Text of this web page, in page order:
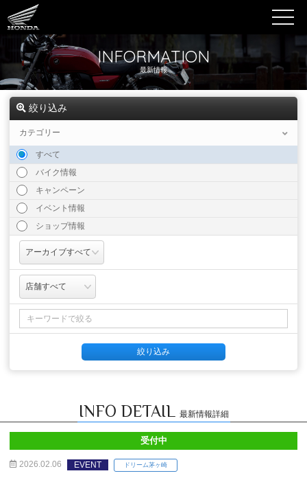
INFORMATION
最新情報
絞り込み
カテゴリー
すべて
バイク情報
キャンペーン
イベント情報
ショップ情報
INFO DETAIL 最新情報詳細
受付中
2026.02.06 EVENT ドリーム茅ヶ崎